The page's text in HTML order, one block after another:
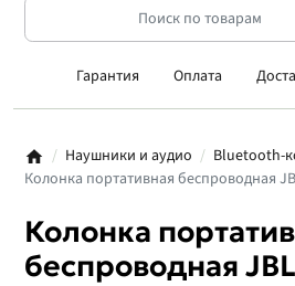
Гарантия Оплата
Наушники и аудио
Bluetooth-
Колонка портативная беспроводная
Колонка
беспроводная